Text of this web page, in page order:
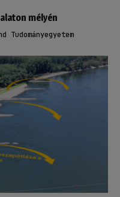
mélyén
Tudományegyetem